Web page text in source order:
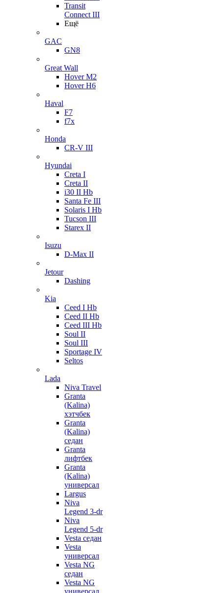
Transit
Connect III
Ещё
GAC
GN8
Great Wall
Hover M2
Hover H6
Haval
F7
f7x
Honda
CR-V III
Hyundai
Creta I
Creta II
i30 II Hb
Santa Fe III
Solaris I Hb
Tucson III
Starex II
Isuzu
D-Max II
Jetour
Dashing
Kia
Ceed I Hb
Ceed II Hb
Ceed III Hb
Soul II
Soul III
Sportage IV
Seltos
Lada
Niva Travel
Granta
(Kalina)
хэтчбек
Granta
(Kalina)
седан
Granta
лифтбек
Granta
(Kalina)
универсал
Largus
Niva
Legend 3-dr
Niva
Legend 5-dr
Vesta седан
Vesta
универсал
Vesta NG
седан
Vesta NG
универсал